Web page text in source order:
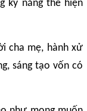
kỹ năng thể hiện
cha mẹ, hành xử
sáng tạo vốn có